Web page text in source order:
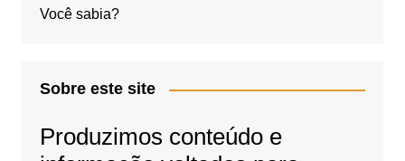
Você sabia?
Sobre este site
Produzimos conteúdo e